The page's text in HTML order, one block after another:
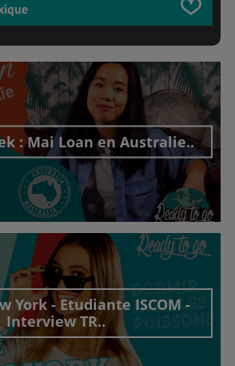
: Mai Loan en Australie..
Découvrir cet interview
York - Etudiante ISCOM -
Interview TR..